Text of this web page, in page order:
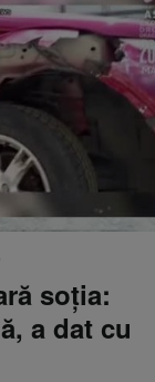
soția:
a dat cu